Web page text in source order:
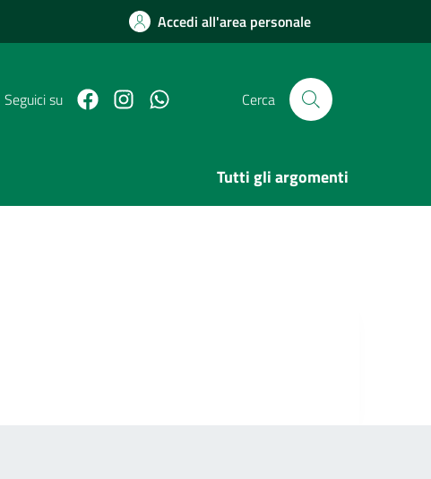
Accedi all'area personale
Seguici su FacebookLink Instagram
Link Canale Whatsapp
Cerca
Tutti gli argomenti